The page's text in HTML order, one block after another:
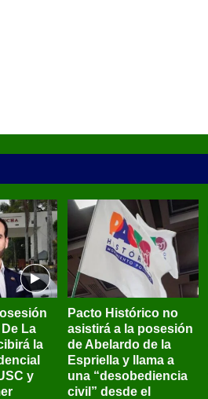
La
la
y
Pacto Histórico no
asistirá a la posesión
de Abelardo de la
Espriella y llama a
una “desobediencia
civil” desde el